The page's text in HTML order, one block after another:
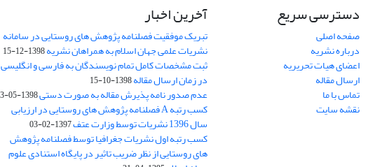
دسترسی سریع
صفحه اصلی
درباره نشریه
اعضای هیات تحریریه
ارسال مقاله
تماس با ما
نقشه سایت
آخرین اخبار
تبریک موفقیت فصلنامه پژوهش های روستایی در سامانه
نشریات علمی جهان اسلام به همراهان نشریه1398-12-15
ثبت مشخصات کامل تمام نویسندگان به فارسی و انگلیسی
در زمان ارسال مقاله1398-10-15
عدم صدور نامه پذیرش مقاله به صورت دستی1398-05-23
کسب رتبه A فصلنامه پژوهش های روستایی در ارزیابی
سال 1396 نشریات توسط وزارت عتف 1397-02-03
کسب رتبه اول نشریات جغرافیا توسط فصلنامه پژوهش
های روستایی از نظر ضریب تاثیر در پایگاه استنادی علوم